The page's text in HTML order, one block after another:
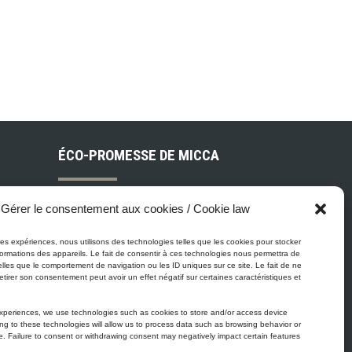
Gérer le consentement aux cookies / Cookie law
expériences, nous utilisons des technologies telles que les cookies pour stocker
des appareils. Le fait de consentir à ces technologies nous permettra de
que le comportement de navigation ou les ID uniques sur ce site. Le fait de ne
son consentement peut avoir un effet négatif sur certaines caractéristiques et
we use technologies such as cookies to store and/or access device
to these technologies will allow us to process data such as browsing behavior or
Failure to consent or withdrawing consent may negatively impact certain features
ÉCO-PROMESSE DE MICCA
Peinture Micca se conforme, voire
relatives à la protection de
l'environnement. En plus de notre
gamme de peinture Zéro-COV, tous nos
sont à faible teneur en COV.